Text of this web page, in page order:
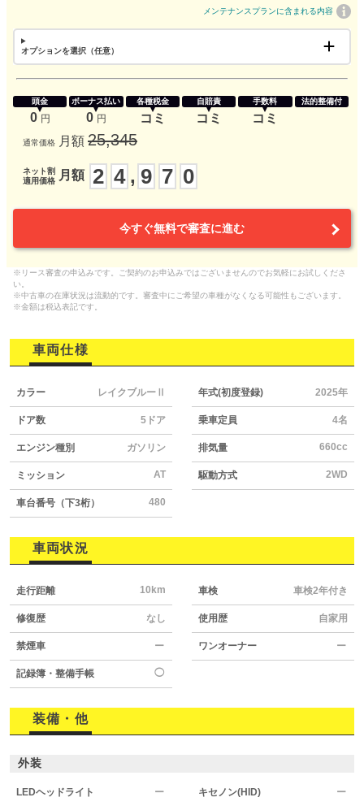
メンテナンスプランに含まれる内容
オプションを選択（任意）
頭金
0 円
ボーナス払い
0 円
各種税金
コミ
自賠責
コミ
手数料
コミ
法的整備付
通常価格 月額 25,345
ネット割
適用価格
月額 2 4 , 9 7 0
今すぐ無料で審査に進む
※リース審査の申込みです。ご契約のお申込みではございませんのでお気軽にお試しくださ
い。
※中古車の在庫状況は流動的です。審査中にご希望の車種がなくなる可能性もございます。
※金額は税込表記です。
車両仕様
カラー レイクブルーⅡ 年式(初度登録) 2025年
ドア数 5ドア 乗車定員 4名
エンジン種別 ガソリン 排気量 660cc
ミッション AT 駆動方式 2WD
車台番号（下3桁） 480
車両状況
走行距離 10km 車検 車検2年付き
修復歴 なし 使用歴 自家用
禁煙車 ー ワンオーナー ー
記録簿・整備手帳 ◯
装備・他
外装
LEDヘッドライト ー キセノン(HID) ー